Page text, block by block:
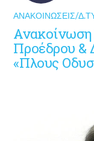
ΑΝΑΚΟΙΝΏΣΕΙΣ/
Προέδρου &
«Πλους